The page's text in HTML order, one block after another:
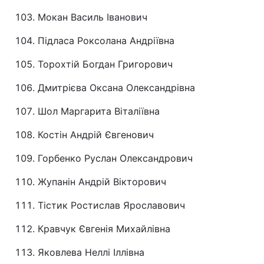
Мокан Василь Іванович
Підласа Роксолана Андріївна
Торохтій Богдан Григорович
Дмитрієва Оксана Олександрівна
Шол Маргарита Віталіївна
Костін Андрій Євгенович
Горбенко Руслан Олександрович
Жупанін Андрій Вікторович
Тістик Ростислав Ярославович
Кравчук Євгенія Михайлівна
Яковлева Неллі Іллівна